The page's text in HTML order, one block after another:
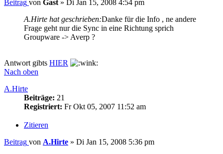
Beitrag von Gast » Di Jan 15, 2008 4:54 pm
A.Hirte hat geschrieben:Danke für die Info , ne andere
Frage geht nur die Sync in eine Richtung sprich
Groupware -> Averp ?
Antwort gibts HIER
Nach oben
A.Hirte
Beiträge: 21
Registriert: Fr Okt 05, 2007 11:52 am
Zitieren
Beitrag von A.Hirte » Di Jan 15, 2008 5:36 pm